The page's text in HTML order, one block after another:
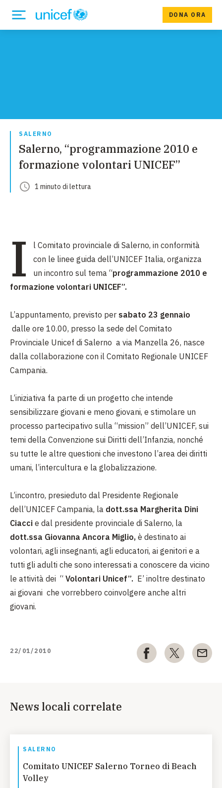
DONA ORA
SALERNO
Salerno, “programmazione 2010 e
formazione volontari UNICEF”
1 minuto di lettura
I
l Comitato provinciale di Salerno, in conformità
con le linee guida dell’UNICEF Italia, organizza
un incontro sul tema “programmazione 2010 e
formazione volontari UNICEF”.
L’appuntamento, previsto per sabato 23 gennaio
dalle ore 10.00, presso la sede del Comitato
Provinciale Unicef di Salerno a via Manzella 26, nasce
dalla collaborazione con il Comitato Regionale UNICEF
Campania.
L’iniziativa fa parte di un progetto che intende
sensibilizzare giovani e meno giovani, e stimolare un
processo partecipativo sulla “mission” dell’UNICEF, sui
temi della Convenzione sui Diritti dell’Infanzia, nonché
su tutte le altre questioni che investono l’area dei diritti
umani, l’intercultura e la globalizzazione.
L’incontro, presieduto dal Presidente Regionale
dell’UNICEF Campania, la dott.ssa Margherita Dini
Ciacci e dal presidente provinciale di Salerno, la
dott.ssa Giovanna Ancora Miglio, è destinato ai
volontari, agli insegnanti, agli educatori, ai genitori e a
tutti gli adulti che sono interessati a conoscere da vicino
le attività dei “ Volontari Unicef”. E’ inoltre destinato
ai giovani che vorrebbero coinvolgere anche altri
giovani.
22/01/2010
News locali correlate
SALERNO
Comitato UNICEF Salerno Torneo di Beach
Volley